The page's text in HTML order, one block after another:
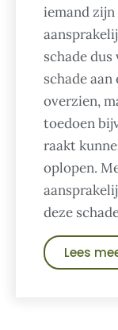
iemand
schade dus
schade
overzien,
toedoen
raakt
oplopen.
deze
Lees